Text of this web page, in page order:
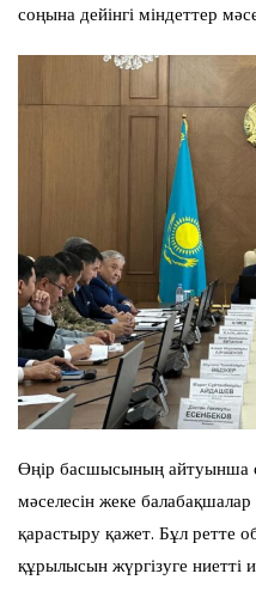
соңына дейінгі міндеттер
Өңір басшысының айтуынша
мәселесін жеке
қарастыру қажет. Бұл ретте
құрылысын жүргізуге ниетті